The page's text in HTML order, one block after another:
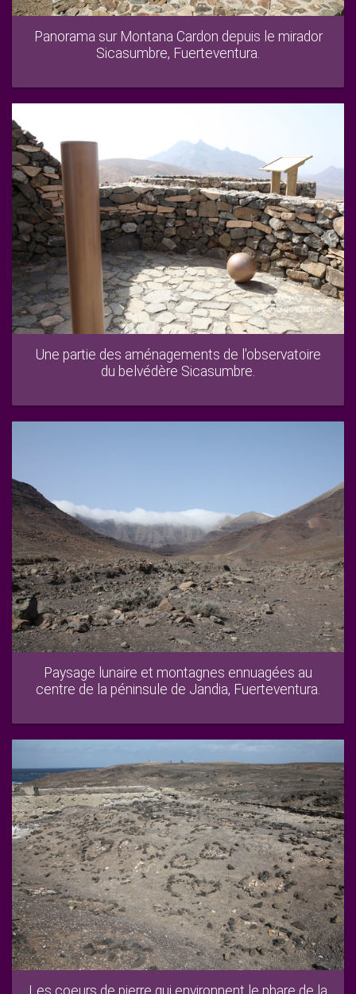
Panorama sur Montana Cardon depuis le mirador
Sicasumbre, Fuerteventura.
Une partie des aménagements de l'observatoire
du belvédère Sicasumbre.
Paysage lunaire et montagnes ennuagées au
centre de la péninsule de Jandia, Fuerteventura.
Les coeurs de pierre qui environnent le phare de la